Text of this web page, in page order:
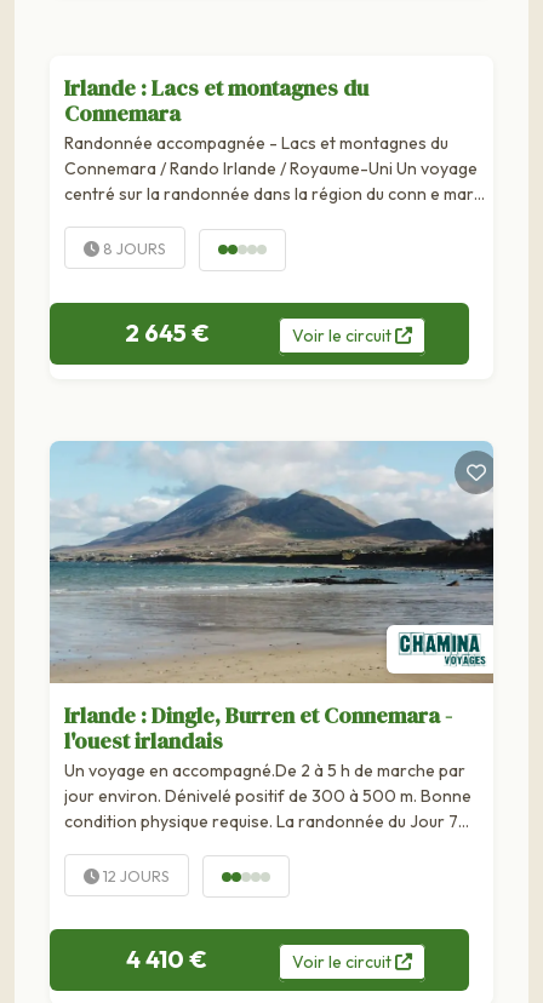
Irlande : Lacs et montagnes du
Connemara
Randonnée accompagnée - Lacs et montagnes du
Connemara / Rando Irlande / Royaume-Uni Un voyage
centré sur la randonnée dans la région du conn e mara,
grands lacs et ses collines...
8 JOURS
2 645 € Voirle circuit
Irlande : Dingle, Burren et Connemara -
l'ouest irlandais
Un voyage en accompagné.De 2 à 5 h de marche par
jour environ. Dénivelé positif de 300 à 500 m. Bonne
condition physique requise. La randonnée du Jour 7
difficulté technique du terrain. En...
12 JOURS
4 410 € Voirle circuit